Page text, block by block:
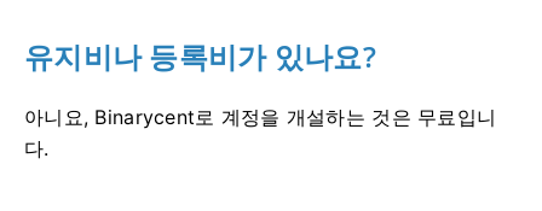
유지비나 등록비가 있나요?
아니요, Binarycent로 계정을 개설하는 것은 무료입니
다.